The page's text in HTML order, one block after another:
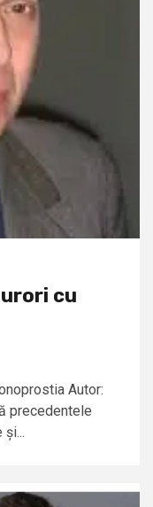
cu
Autor:
precedentele